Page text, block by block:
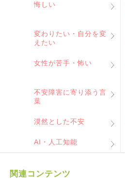
悔しい
変わりたい・自分を変
えたい
女性が苦手・怖い
不安障害に寄り添う言
葉
漠然とした不安
AI・人工知能
関連コンテンツ